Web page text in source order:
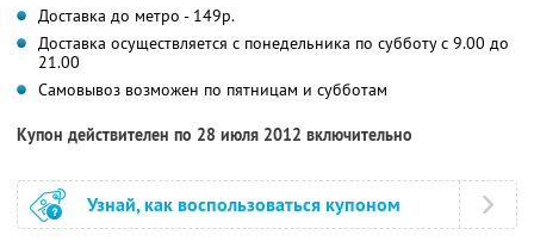
Доставка до метро - 149р.
Доставка осуществляется с понедельника по субботу с 9.00 до
21.00
Самовывоз возможен по пятницам и субботам
Купон действителен по 28 июля 2012 включительно
Узнай, как воспользоваться купоном